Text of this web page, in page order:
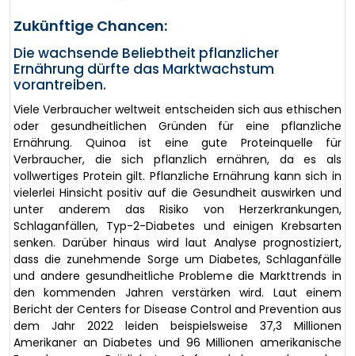
Zukünftige Chancen:
Die wachsende Beliebtheit pflanzlicher
Ernährung dürfte das Marktwachstum
vorantreiben.
Viele Verbraucher weltweit entscheiden sich aus ethischen
oder gesundheitlichen Gründen für eine pflanzliche
Ernährung. Quinoa ist eine gute Proteinquelle für
Verbraucher, die sich pflanzlich ernähren, da es als
vollwertiges Protein gilt. Pflanzliche Ernährung kann sich in
vielerlei Hinsicht positiv auf die Gesundheit auswirken und
unter anderem das Risiko von Herzerkrankungen,
Schlaganfällen, Typ-2-Diabetes und einigen Krebsarten
senken. Darüber hinaus wird laut Analyse prognostiziert,
dass die zunehmende Sorge um Diabetes, Schlaganfälle
und andere gesundheitliche Probleme die Markttrends in
den kommenden Jahren verstärken wird. Laut einem
Bericht der Centers for Disease Control and Prevention aus
dem Jahr 2022 leiden beispielsweise 37,3 Millionen
Amerikaner an Diabetes und 96 Millionen amerikanische